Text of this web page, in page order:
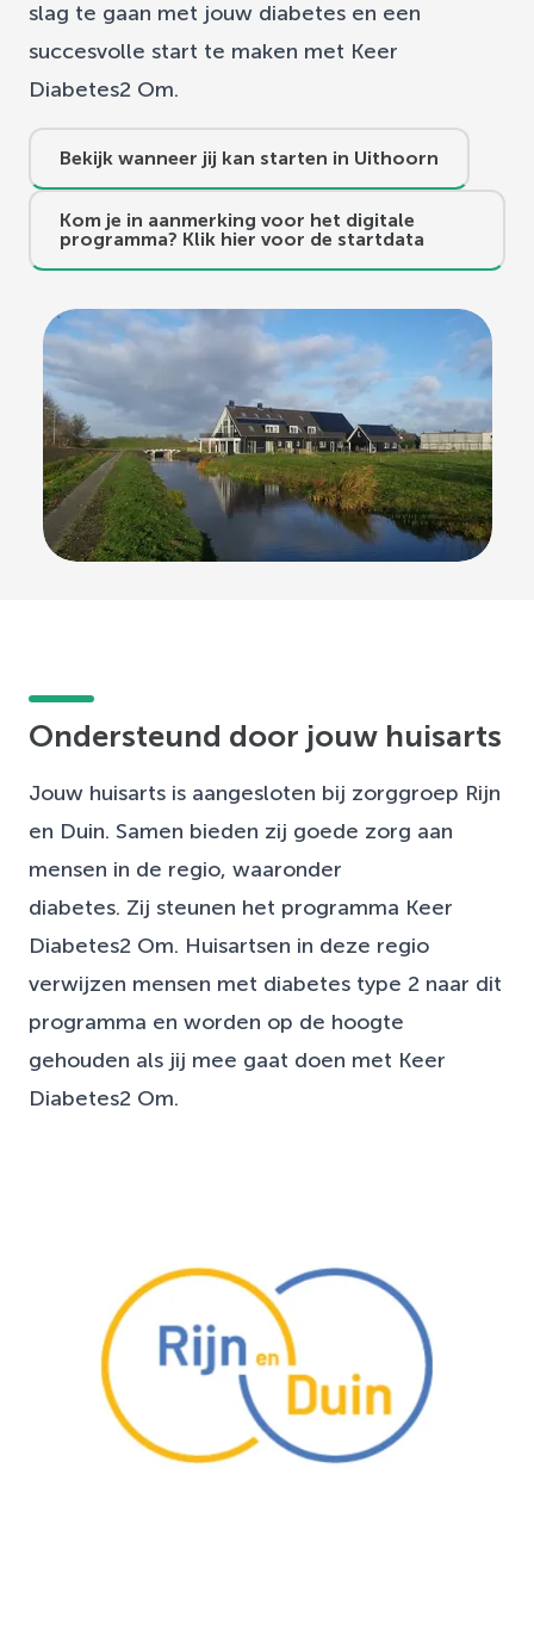
slag te gaan met jouw diabetes en een
succesvolle start te maken met Keer
Diabetes2 Om.
Bekijk wanneer jij kan starten in Uithoorn
Kom je in aanmerking voor het digitale
programma? Klik hier voor de startdata
Ondersteund door jouw huisarts
Jouw huisarts is aangesloten bij zorggroep Rijn
en Duin. Samen bieden zij goede zorg aan
mensen in de regio, waaronder
diabetes. Zij steunen het programma Keer
Diabetes2 Om. Huisartsen in deze regio
verwijzen mensen met diabetes type 2 naar dit
programma en worden op de hoogte
gehouden als jij mee gaat doen met Keer
Diabetes2 Om.